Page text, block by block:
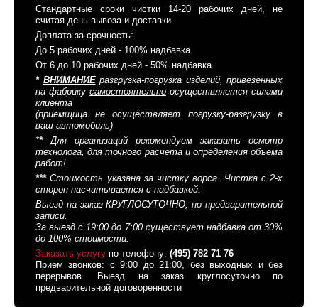
Стандартные сроки чистки 14-20 рабочих дней, не
считая день вывоза и доставки.
Доплата за срочность:
До 5 рабочих дней - 100% надбавка
От 6 до 10 рабочих дней - 50% надбавка
* ВНИМАНИЕразгрузка-погрузка изделий, привезенных
на фабрику самостоятельно осуществляется силами
клиента
(приемщица не осуществляет погрузку-разгрузку в
ваш автомобиль)
**Для организаций рекомендуем заказать осмотр
технолога, для точного расчета и определения объема
работ!
***Стоимость указана за чистку ворса. Чистка с 2-х
сторон насчитывается с надбавкой.
Выезд на заказ КРУГЛОСУТОЧНО, по предварительной
записи.
За выезд с 19:00 до 7:00 существует надбавка от 30%
до 100% стоимости.
Заказать услугу по телефону: (495) 782 71 76
Прием звонков: с 9:00 до 21:00, без выходных и без
перерывов. Выезд на заказ круглосуточно по
предварительной договоренности